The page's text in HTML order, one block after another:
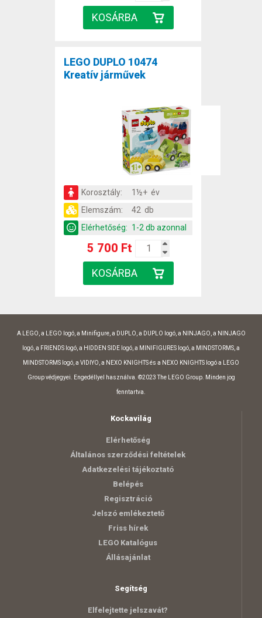
LEGO DUPLO 10474
Kreatív járművek
Korosztály:
1½+ év
Elemszám:
42 db
Elérhetőség: 1-2 db azonnal
5 700 Ft
A LEGO, a LEGO logó, a Minifigure, a DUPLO, a DUPLO logó, a NINJAGO, a NINJAGO
logó, a FRIENDS logó, a HIDDEN SIDE logó, a MINIFIGURES logó, a MINDSTORMS, a
MINDSTORMS logó, a VIDIYO, a NEXO KNIGHTS és a NEXO KNIGHTS logó a LEGO
Group védjegyei. Engedéllyel használva. ©2023 The LEGO Group. Minden jog
fenntartva.
Kockavilág
Elérhetőség
Általános szerződési feltételek
Adatkezelési tájékoztató
Belépés
Regisztráció
Jelszó emlékeztető
Friss hírek
LEGO Katalógus
Állásajánlat
Segítség
Elfelejtette jelszavát?